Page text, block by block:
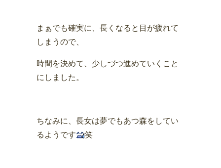
まぁでも確実に、長くなると目が疲れて
しまうので、
時間を決めて、少しづつ進めていくこと
にしました 。
ちなみに、長女は夢でもあつ森をしてい
るようです
笑